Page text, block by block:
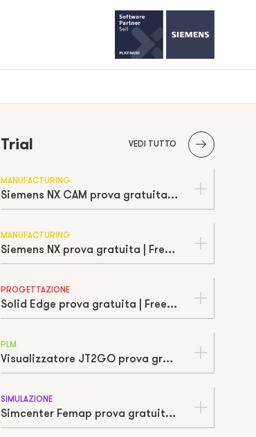
Trial VEDI TUTTO
MANUFACTURING
Siemens NX CAM prova gratuita | Free trial
MANUFACTURING
Siemens NX prova gratuita | Free trial
PROGETTAZIONE
Solid Edge prova gratuita | Free trial
PLM
Visualizzatore JT2GO prova gratuita | Free trial
SIMULAZIONE
Simcenter Femap prova gratuita | Free trial